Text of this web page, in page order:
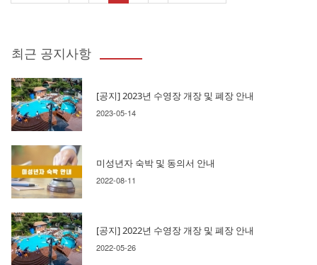
최근 공지사항
[공지] 2023년 수영장 개장 및 폐장 안내
2023-05-14
미성년자 숙박 및 동의서 안내
2022-08-11
[공지] 2022년 수영장 개장 및 폐장 안내
2022-05-26